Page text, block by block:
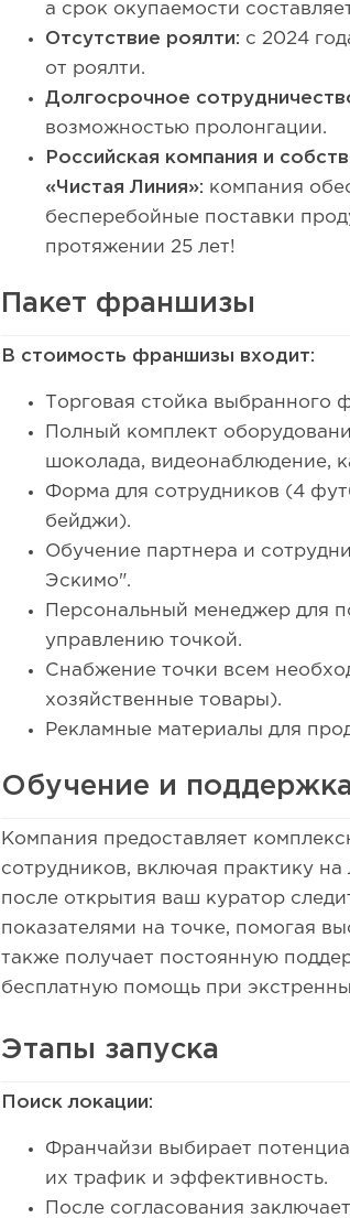
а срок окупаемости
Отсутствие роялти: с 2024
от роялти.
Долгосрочное
возможностью пролонгации.
Российская компания и
«Чистая Линия»: компания
бесперебойные поставки
протяжении 25 лет!
Пакет франшизы
В стоимость франшизы входит:
Торговая стойка выбранного
Полный комплект
шоколада, видеонаблюдение,
Форма для сотрудников (4
бейджи).
Обучение партнера и
Эскимо".
Персональный менеджер для
управлению точкой.
Снабжение точки всем
хозяйственные товары).
Рекламные материалы для
Обучение и
Компания предоставляет
сотрудников, включая практику
после открытия ваш куратор
показателями на точке, помогая
также получает постоянную
бесплатную помощь при
Этапы запуска
Поиск локации:
Франчайзи выбирает
их трафик и эффективность.
После согласования